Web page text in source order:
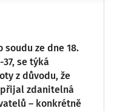
soudu ze dne 18.
37, se týká
z důvodu, že
zdanitelná
– konkrétně